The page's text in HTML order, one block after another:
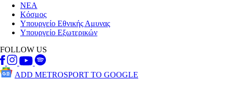
ΝΕΑ
Κόσμος
Υπουργείο Εθνικής Αμυνας
Υπουργείο Εξωτερικών
FOLLOW US
ADD METROSPORT TO GOOGLE